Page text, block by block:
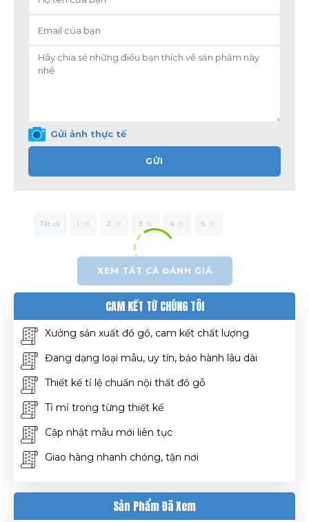
Gửi ảnh thực tế
GỬI
Tất cả 1 2 3 4 5
XEM TẤT CẢ ĐÁNH GIÁ
CAM KẾT TỪ CHÚNG TÔI
Xưởng sản xuất đồ gồ, cam kết chất lượng
Đang dạng loại mẫu, uy tín, bảo hành lâu dài
Thiết kế tỉ lệ chuẩn nội thất đồ gỗ
Tỉ mỉ trong từng thiết kế
Cập nhật mẫu mới liên tục
Giao hàng nhanh chóng, tận nơi
Sản Phẩm Đã Xem